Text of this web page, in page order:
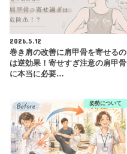
2026.5.12
巻き肩の改善に肩甲骨を寄せるの
は逆効果！寄せすぎ注意の肩甲骨
に本当に必要…
姿勢について